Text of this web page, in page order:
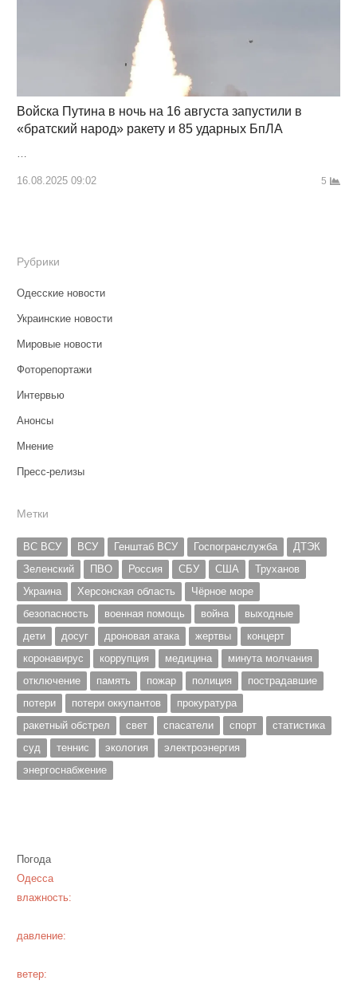
Войска Путина в ночь на 16 августа запустили в
«братский народ» ракету и 85 ударных БпЛА
…
16.08.2025 09:02 5
Рубрики
Одесские новости
Украинские новости
Мировые новости
Фоторепортажи
Интервью
Анонсы
Мнение
Пресс-релизы
Метки
ВС ВСУ ВСУ Генштаб ВСУ Госпогранслужба
ДТЭК
Зеленский
ПВО Россия СБУ США
Труханов
Украина
Херсонская область
Чёрное море
безопасность
военная помощь война
выходные
дети
досуг дроновая атака жертвы
концерт
коронавирус
коррупция медицина
минута молчания
отключение
память пожар полиция
пострадавшие
потери
потери оккупантов
прокуратура
ракетный обстрел
свет спасатели спорт
статистика
суд
теннис экология
электроэнергия
энергоснабжение
Погода
Одесса
влажность:
давление:
ветер: